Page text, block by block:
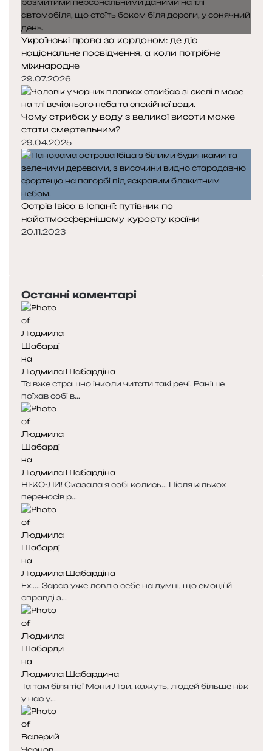
Українські права за кордоном: де діє
національне посвідчення, а коли потрібне
міжнародне
29.07.2026
Чому стрибок у воду з великої висоти може
стати смертельним?
29.04.2025
Острів Івіса в Іспанії: путівник по
найатмосфернішому курорту країни
20.11.2023
Останні коментарі
Людмила Шабардіна
Та вже страшно інколи читати такі речі. Раніше
поїхав собі в...
Людмила Шабардіна
НІ-КО-ЛИ! Сказала я собі колись... Після кількох
переносів р...
Людмила Шабардіна
Ех..... Зараз уже ловлю себе на думці, що емоції й
справді з...
Людмила Шабардина
Та там біля тієї Мони Лізи, кажуть, людей більше ніж
у нас у...